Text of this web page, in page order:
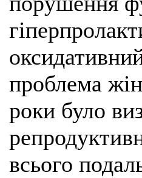
проблема
роки було
всього